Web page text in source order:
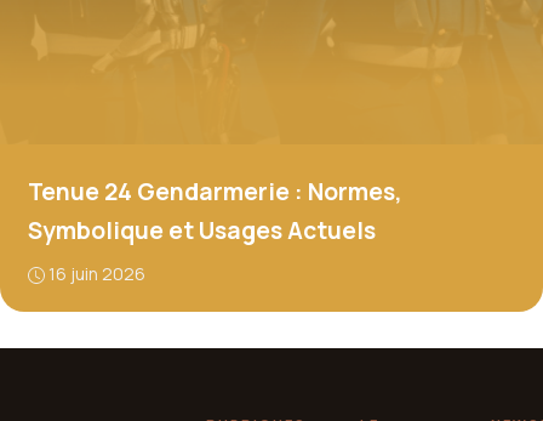
Tenue 24 Gendarmerie : Normes,
Symbolique et Usages Actuels
16 juin 2026